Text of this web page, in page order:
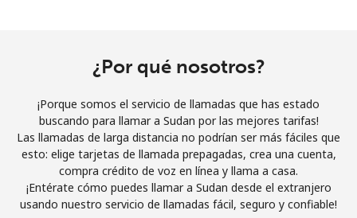
Únete
¡Hola!
Inicia sesión oREGÍSTRATE →
¿Por qué nosotros?
¡Porque somos el servicio de llamadas que has estado
buscando para llamar a Sudan por las mejores tarifas!
Las llamadas de larga distancia no podrían ser más fáciles que
esto: elige tarjetas de llamada prepagadas, crea una cuenta,
compra crédito de voz en línea y llama a casa.
¡Entérate cómo puedes llamar a Sudan desde el extranjero
usando nuestro servicio de llamadas fácil, seguro y confiable!